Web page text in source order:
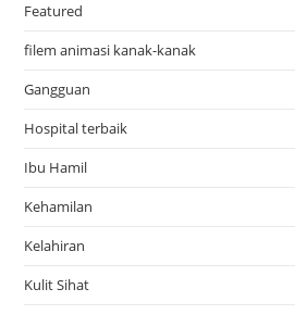
Featured
filem animasi kanak-kanak
Gangguan
Hospital terbaik
Ibu Hamil
Kehamilan
Kelahiran
Kulit Sihat